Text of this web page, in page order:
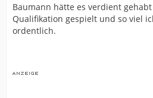
Baumann hätte es verdient
Qualifikation gespielt und so viel
ordentlich.